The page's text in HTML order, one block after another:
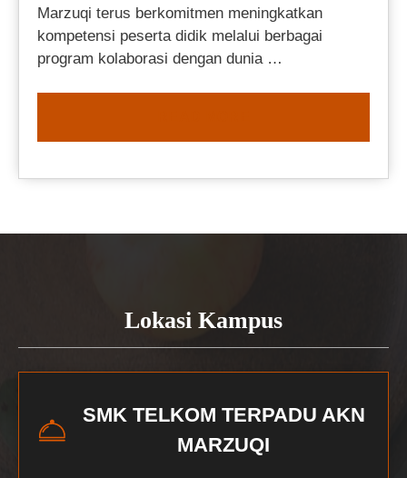
Marzuqi terus berkomitmen meningkatkan
kompetensi peserta didik melalui berbagai
program kolaborasi dengan dunia …
Lokasi Kampus
SMK TELKOM TERPADU AKN
MARZUQI